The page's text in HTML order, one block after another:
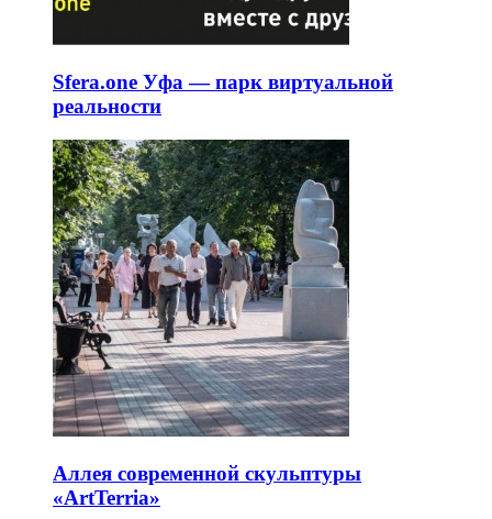
Sfera.one Уфа — парк виртуальной
реальности
Аллея современной скульптуры
«ArtTerria»